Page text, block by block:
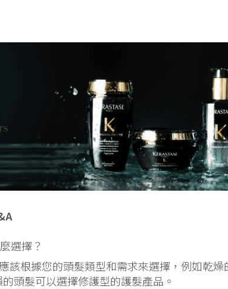
選擇？
該根據您的頭髮類型和需求來選擇，例如乾
頭髮可以選擇修護型的護髮產品。